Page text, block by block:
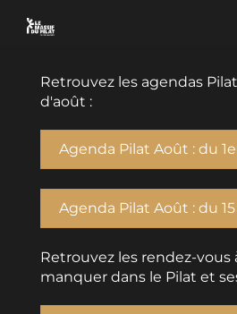
Retrouvez les agendas
d'août :
Agenda Pilat Août : du
Agenda Pilat Août : du
Retrouvez les rendez-vous
manquer dans le Pilat et